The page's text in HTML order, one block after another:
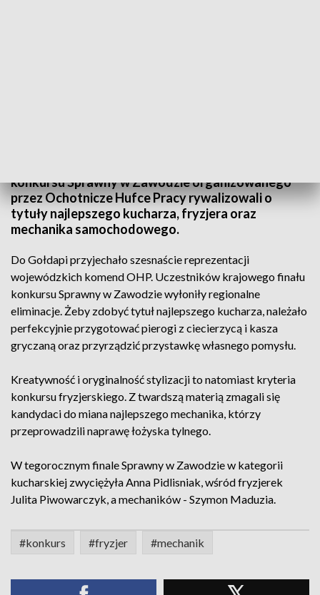
konkursu Sprawny w Zawodzie organizowanego
przez Ochotnicze Hufce Pracy rywalizowali o
tytuły najlepszego kucharza, fryzjera oraz
mechanika samochodowego.
Do Gołdapi przyjechało szesnaście reprezentacji
wojewódzkich komend OHP. Uczestników krajowego finału
konkursu Sprawny w Zawodzie wyłoniły regionalne
eliminacje. Żeby zdobyć tytuł najlepszego kucharza, należało
perfekcyjnie przygotować pierogi z ciecierzycą i kasza
gryczaną oraz przyrządzić przystawkę własnego pomysłu.
Kreatywność i oryginalność stylizacji to natomiast kryteria
konkursu fryzjerskiego. Z twardszą materią zmagali się
kandydaci do miana najlepszego mechanika, którzy
przeprowadzili naprawę łożyska tylnego.
W tegorocznym finale Sprawny w Zawodzie w kategorii
kucharskiej zwyciężyła Anna Pidlisniak, wśród fryzjerek
Julita Piwowarczyk, a mechaników - Szymon Maduzia.
#konkurs #fryzjer #mechanik